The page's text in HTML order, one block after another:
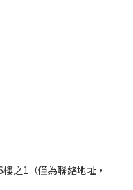
之1（僅為聯絡地址，